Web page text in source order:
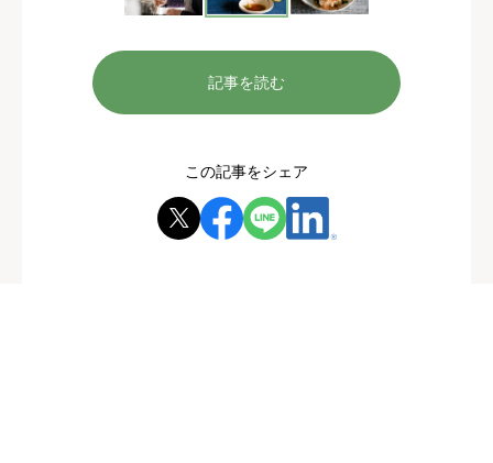
記事を読む
この記事をシェア